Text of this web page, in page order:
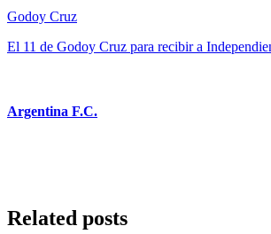
Godoy Cruz
El 11 de Godoy Cruz para recibir a
Argentina F.C.
Related posts